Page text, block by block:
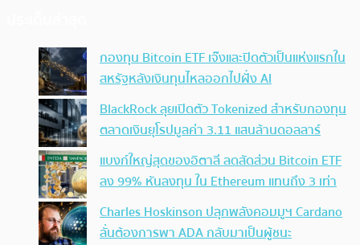
กองทุน Bitcoin ETF เจ๊งและปิดตัวเป็นแห่งแรกใน
สหรัฐหลังเงินทุนไหลออกไปฝั่ง AI
BlackRock ลุยเปิดตัว Tokenized สำหรับกองทุน
ตลาดเงินยุโรปมูลค่า 3.11 แสนล้านดอลลาร์
แบงก์ใหญ่สุดของอิตาลี ลดสัดส่วน Bitcoin ETF
ลง 99% หันลงทุน ใน Ethereum แทนถึง 3 เท่า
Charles Hoskinson ปลุกพลังคอมมูฯ Cardano
ลั่นต้องการพา ADA กลับมาเป็นผู้ชนะ